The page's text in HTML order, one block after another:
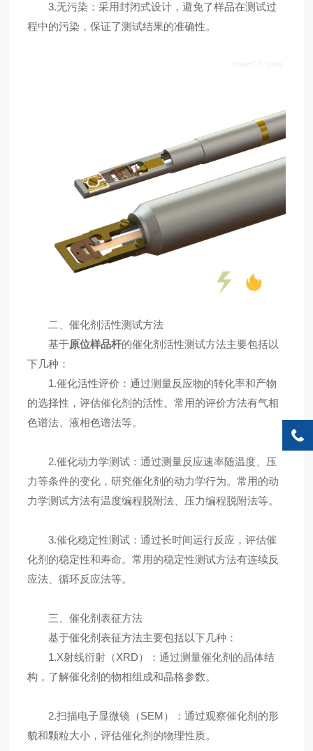
3.无污染：采用封闭式设计，避免了样品在测试过
程中的污染，保证了测试结果的准确性。
二、催化剂活性测试方法
基于原位样品杆的催化剂活性测试方法主要包括以
下几种：
1.催化活性评价：通过测量反应物的转化率和产物
的选择性，评估催化剂的活性。常用的评价方法有气相
色谱法、液相色谱法等。
2.催化动力学测试：通过测量反应速率随温度、压
力等条件的变化，研究催化剂的动力学行为。常用的动
力学测试方法有温度编程脱附法、压力编程脱附法等。
3.催化稳定性测试：通过长时间运行反应，评估催
化剂的稳定性和寿命。常用的稳定性测试方法有连续反
应法、循环反应法等。
三、催化剂表征方法
基于催化剂表征方法主要包括以下几种：
1.X射线衍射（XRD）：通过测量催化剂的晶体结
构，了解催化剂的物相组成和晶格参数。
2.扫描电子显微镜（SEM）：通过观察催化剂的形
貌和颗粒大小，评估催化剂的物理性质。